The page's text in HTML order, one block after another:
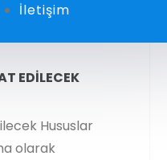
İletişim
EDILECEK
Hususlar
olarak